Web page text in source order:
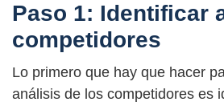
Paso 1: Identificar
competidores
Lo primero que hay que hacer
análisis de los competidores es